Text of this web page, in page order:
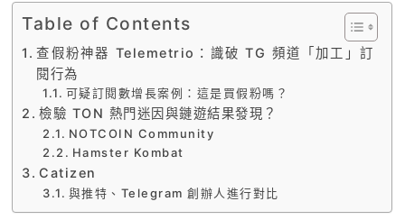
Table of Contents
查假粉神器 Telemetrio：識破 TG 頻道「加工」訂
閱行為
可疑訂閱數增長案例：這是買假粉嗎？
檢驗 TON 熱門迷因與鏈遊結果發現？
NOTCOIN Community
Hamster Kombat
Catizen
與推特、Telegram 創辦人進行對比